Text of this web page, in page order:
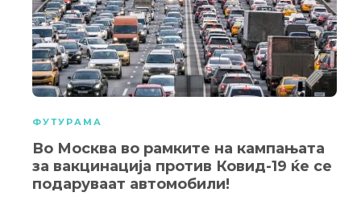
ФУТУРАМА
Во Москва во рамките на кампањата
за вакцинација против Ковид-19 ќе се
подаруваат автомобили!